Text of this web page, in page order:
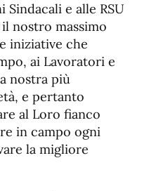
Sindacali e alle RSU
nostro massimo
iniziative che
ai Lavoratori e
nostra più
e pertanto
al Loro fianco
in campo ogni
la migliore